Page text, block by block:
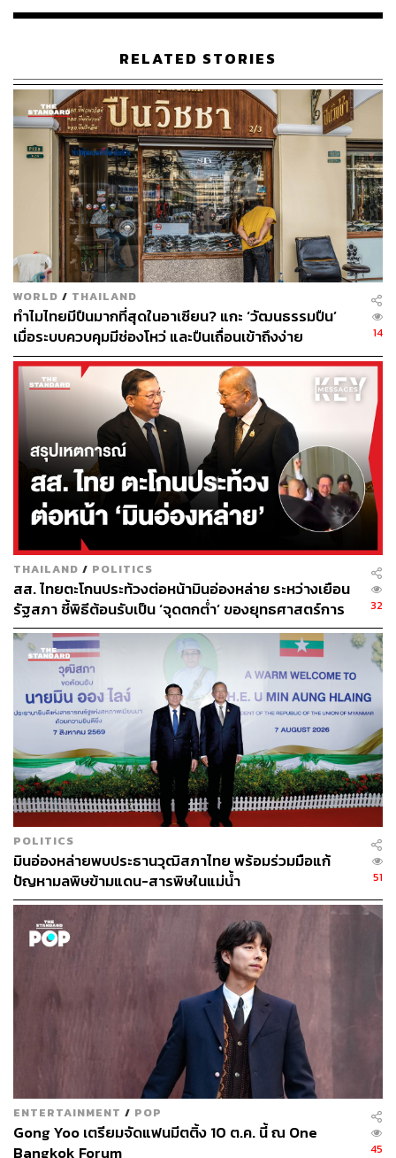
ประเทศเพื่อนบ้านและภูมิภาคเอเชียในรูปแบบโรงเรียน
ดำเนินการในฮ่องกง และเมืองสำคัญของจีน ได้แก่ ฉางโจว,
หางโจว และหนานจิง พร้อมแผนขยายต่อไปยังสิงคโปร์และ
เกาหลีใต้ในอีกไม่กี่ปีข้างหน้า
แวนเบอร์เกนระบุว่า การตัดสินใจลงทุนในไทยขณะนี้เกิดจาก
โอกาสของพื้นที่ที่ BTS Group จัดเตรียมไว้ ซึ่งเอื้อต่อการทำ
โรงเรียนประจำเต็มรูปแบบ ทั้งสระว่ายน้ำ 2 สระ และทำเลติด
สนามกอล์ฟ ซึ่งหาได้ยากในกรุงเทพฯ
แคมปัส 168 ไร่ คัดครู 15 ตำแหน่งจาก 1,400 คน
แคมปัส 168 ไร่ รับตั้งแต่อนุบาลถึงเตรียมมหาวิทยาลัย
แคมปัสในไทยตั้งอยู่ใกล้โครงการธนาซิตี้ รองรับนักเรียน
ตั้งแต่ระดับ Nursery อายุ 2 ปี ถึง Year 13 อายุ 18 ปี ในรูป
แบบทั้ง Day School และ Boarding School ห้องเรียนละ
ประมาณ 20 คน ความจุรวมของแคมปัสอยู่ที่ 1,400-1,700
คน
โดยวางแผนเติบโตเต็มศักยภาพในระยะ 5-10 ปี ส่วนในปีแรก
ของการเปิดสอน จะรับตั้งแต่ระดับ Nursery ถึง Year 10 ซึ่ง
เป็นช่วงเริ่มหลักสูตร IGCSE ก่อนจะทยอยขยายถึงระดับ A-
Level ในอนาคต
สิ่งอำนวยความสะดวกภายในประกอบด้วยสระว่ายน้ำ
มาตรฐานโอลิมปิก, สนามฟุตบอลมาตรฐาน FIFA, สนาม
เทนนิส, สนามกอล์ฟ, สนามกรีฑา และอัฒจันทร์รองรับผู้ชม
กว่า 1,000 คน
ค่าเทอม 7 แสน-1.2 ล้านบาท ชิงกลุ่ม Top-tier
ค่าเล่าเรียนของ Wycombe Abbey Bangkok อยู่ในช่วง
700,000-1,200,000 บาทต่อปี ใกล้เคียงโรงเรียนในเซกเมนต์
Top-tier ของตลาด และสำหรับครอบครัวที่สมัครในปีแรก
หรือ ‘Founding Families’ จะได้รับส่วนลด 15% ตลอดอายุ
การเรียน
สำหรับผลสัมฤทธิ์ทางวิชาการของ Wycombe Abbey UK ใน
ช่วง 10 ปีที่ผ่านมา มีนักเรียนประมาณ 28% ได้รับตอบรับเข้า
ศึกษาต่อที่มหาวิทยาลัย Oxford และ Cambridge
ขณะที่ในเครือข่าย Wycombe Abbey International นักเรียน
กว่า 38% เข้าศึกษาต่อที่มหาวิทยาลัยในกลุ่ม QS Top 10
และกว่า 74% เข้ากลุ่ม QS Top 50
โชติชวาล ลีไตรรงค์ จาก BTS Group Holdings ระบุว่า “การ
ศึกษาระดับโลกเป็นหนึ่งในโครงสร้างพื้นฐานที่สำคัญที่สุด
ของเมืองสมัยใหม่ เมืองที่สามารถดึงดูดครอบครัวระดับโลก
ได้ต้องมีทั้งเศรษฐกิจที่แข็งแรง คุณภาพชีวิตที่ดี และระบบ
การศึกษาที่มีมาตรฐานสากล”
RELATED STORIES
WORLD / THAILAND
ทำไมไทยมีปืนมากที่สุดในอาเซียน? แกะ ‘วัฒนธรรมปืน’
เมื่อระบบควบคุมมีช่องโหว่ และปืนเถื่อนเข้าถึงง่าย
14
THAILAND / POLITICS
สส. ไทยตะโกนประท้วงต่อหน้ามินอ่องหล่าย ระหว่างเยือน
รัฐสภา ชี้พิธีต้อนรับเป็น ‘จุดตกต่ำ’ ของยุทธศาสตร์การ
ทูตไทย
32
POLITICS
มินอ่องหล่ายพบประธานวุฒิสภาไทย พร้อมร่วมมือแก้
ปัญหามลพิษข้ามแดน-สารพิษในแม่น้ำ
51
ENTERTAINMENT / POP
Gong Yoo เตรียมจัดแฟนมีตติ้ง 10 ต.ค. นี้ ณ One
Bangkok Forum
45